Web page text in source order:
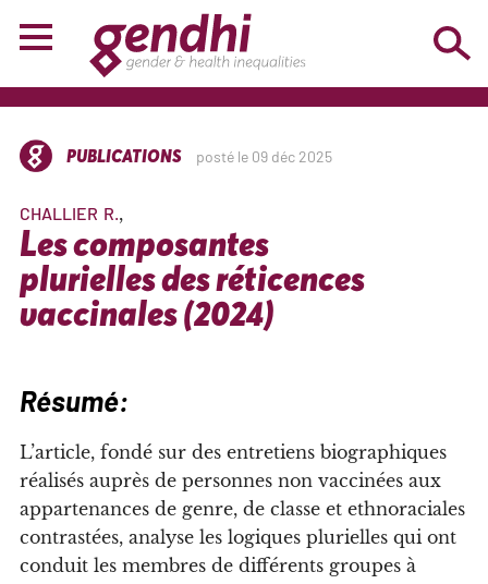
PUBLICATIONS posté le 09 déc 2025
CHALLIER R.
Les composantes
plurielles des réticences
vaccinales (2024)
Résumé:
L’article, fondé sur des entretiens biographiques
réalisés auprès de personnes non vaccinées aux
appartenances de genre, de classe et ethnoraciales
contrastées, analyse les logiques plurielles qui ont
conduit les membres de différents groupes à